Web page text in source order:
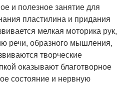
и полезное занятие для
пластилина и придания
мелкая моторика рук,
речи, образного мышления,
творческие
оказывают благотворное
состояние и нервную